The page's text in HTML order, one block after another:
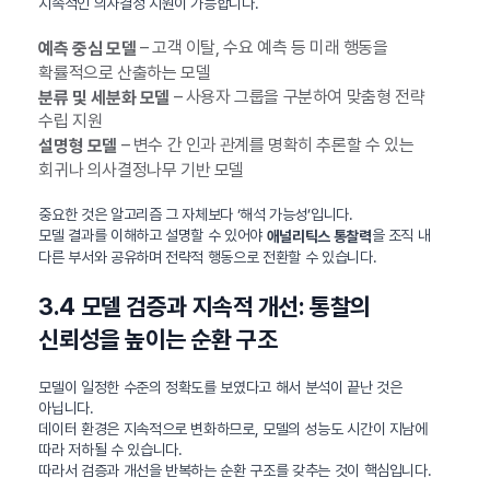
예측 중심 모델 – 고객 이탈, 수요 예측 등 미래 행동을
확률적으로 산출하는 모델
분류 및 세분화 모델 – 사용자 그룹을 구분하여 맞춤형 전략
수립 지원
설명형 모델 – 변수 간 인과 관계를 명확히 추론할 수 있는
회귀나 의사결정나무 기반 모델
중요한 것은 알고리즘 그 자체보다 ‘해석 가능성’입니다.
모델 결과를 이해하고 설명할 수 있어야 애널리틱스 통찰력을 조직 내
다른 부서와 공유하며 전략적 행동으로 전환할 수 있습니다.
3.4 모델 검증과 지속적 개선: 통찰의
신뢰성을 높이는 순환 구조
모델이 일정한 수준의 정확도를 보였다고 해서 분석이 끝난 것은
아닙니다.
데이터 환경은 지속적으로 변화하므로, 모델의 성능도 시간이 지남에
따라 저하될 수 있습니다.
따라서 검증과 개선을 반복하는 순환 구조를 갖추는 것이 핵심입니다.